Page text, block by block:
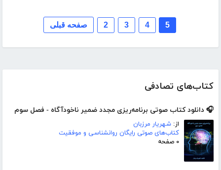
کتاب‌های تصادفی
🎧 دانلود کتاب صوتی برنامه‌ریزی مجدد ضمیر ناخودآگاه - فصل سوم
از: شهریار مرزبان
کتاب‌های صوتی رایگان روانشناسی و موفقیت
۰ صفحه
صفحه قبلی 2 3 4 5